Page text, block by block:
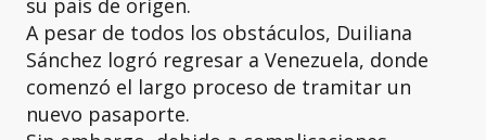
su país de origen.
A pesar de todos los obstáculos, Duiliana
Sánchez logró regresar a Venezuela, donde
comenzó el largo proceso de tramitar un
nuevo pasaporte.